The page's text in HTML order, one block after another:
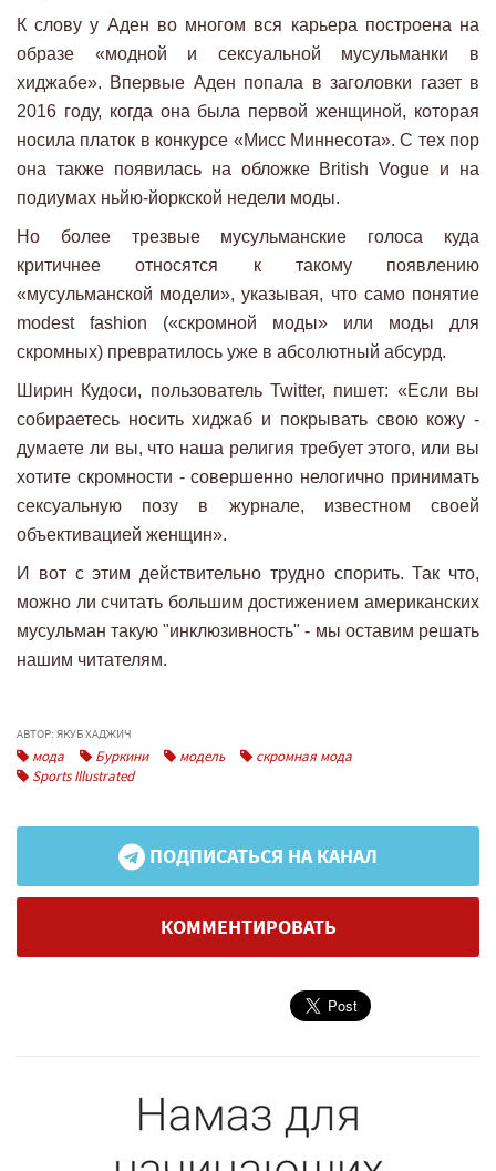
К слову у Аден во многом вся карьера построена на
образе «модной и сексуальной мусульманки в
хиджабе». Впервые Аден попала в заголовки газет в
2016 году, когда она была первой женщиной, которая
носила платок в конкурсе «Мисс Миннесота». С тех пор
она также появилась на обложке British Vogue и на
подиумах ньйю-йоркской недели моды.
Но более трезвые мусульманские голоса куда
критичнее относятся к такому появлению
«мусульманской модели», указывая, что само понятие
modest fashion («скромной моды» или моды для
скромных) превратилось уже в абсолютный абсурд.
Ширин Кудоси, пользователь Twitter, пишет: «Если вы
собираетесь носить хиджаб и покрывать свою кожу -
думаете ли вы, что наша религия требует этого, или вы
хотите скромности - совершенно нелогично принимать
сексуальную позу в журнале, известном своей
объективацией женщин».
И вот с этим действительно трудно спорить. Так что,
можно ли считать большим достижением американских
мусульман такую "инклюзивность" - мы оставим решать
нашим читателям.
АВТОР: ЯКУБ ХАДЖИЧ
мода Буркини модель
скромная мода
Sports Illustrated
ПОДПИСАТЬСЯ НА КАНАЛ
КОММЕНТИРОВАТЬ